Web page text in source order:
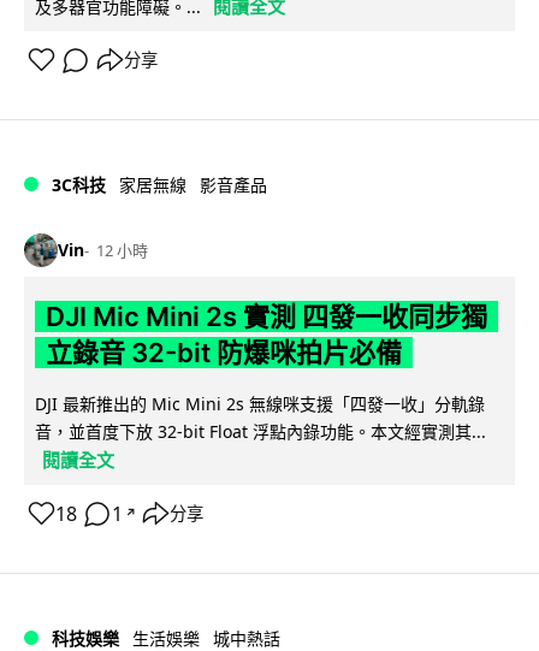
及多器官功能障礙。...
閱讀全文
分享
3C科技 家居無線 影音產品
Vin 12 小時
DJI Mic Mini 2s 實測 四發一收同步獨
立錄音 32-bit 防爆咪拍片必備
DJI 最新推出的 Mic Mini 2s 無線咪支援「四發一收」分軌錄
音，並首度下放 32-bit Float 浮點內錄功能。本文經實測其...
閱讀全文
18 1 ↗ 分享
科技娛樂 生活娛樂 城中熱話